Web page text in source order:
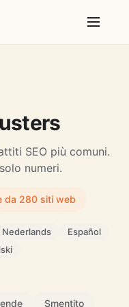
SEO più comuni.
numeri.
da 280 siti web
Nederlands
Español
Smentito